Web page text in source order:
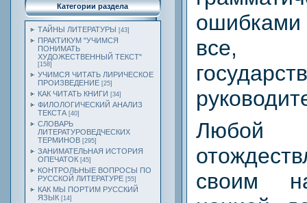
Категории раздела
ТАЙНЫ ЛИТЕРАТУРЫ [43]
ПРАКТИКУМ "УЧИМСЯ
ПОНИМАТЬ
ХУДОЖЕСТВЕННЫЙ ТЕКСТ"
[158]
УЧИМСЯ ЧИТАТЬ ЛИРИЧЕСКОЕ
ПРОИЗВЕДЕНИЕ [25]
КАК ЧИТАТЬ КНИГИ [34]
ФИЛОЛОГИЧЕСКИЙ АНАЛИЗ
ТЕКСТА [40]
СЛОВАРЬ
ЛИТЕРАТУРОВЕДЧЕСКИХ
ТЕРМИНОВ [295]
ЗАНИМАТЕЛЬНАЯ ИСТОРИЯ
ОПЕЧАТОК [45]
КОНТРОЛЬНЫЕ ВОПРОСЫ ПО
РУССКОЙ ЛИТЕРАТУРЕ [55]
КАК МЫ ПОРТИМ РУССКИЙ
ЯЗЫК [14]
ошибками
все,
своим